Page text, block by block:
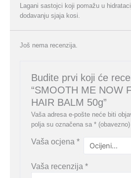
Lagani sastojci koji pomažu u
dodavanju sjaja kosi.
Još nema recenzija.
Budite prvi koji će
“SMOOTH ME NOW
HAIR BALM 50g”
Vaša adresa e-pošte neće biti
polja su označena sa * (obavezno)
Vaša ocjena *
Vaša recenzija *